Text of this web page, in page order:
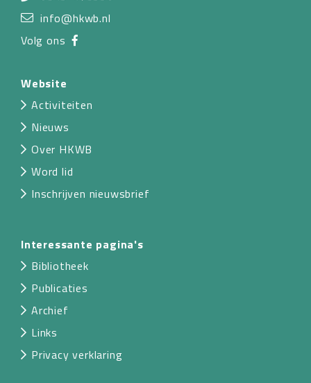
info@hkwb.nl
Volg ons
Website
Activiteiten
Nieuws
Over HKWB
Word lid
Inschrijven nieuwsbrief
Interessante pagina's
Bibliotheek
Publicaties
Archief
Links
Privacy verklaring